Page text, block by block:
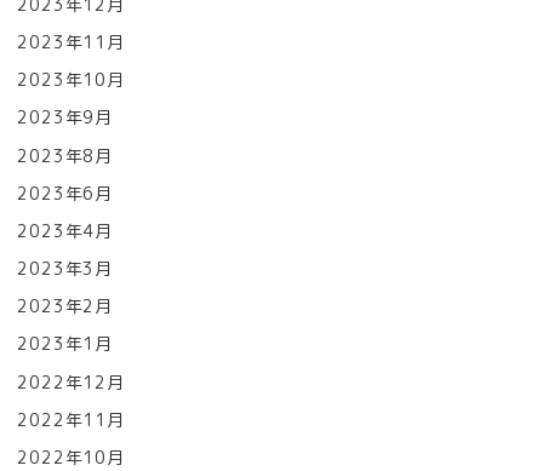
2023年11月
2023年10月
2023年9月
2023年8月
2023年6月
2023年4月
2023年3月
2023年2月
2023年1月
2022年12月
2022年11月
2022年10月